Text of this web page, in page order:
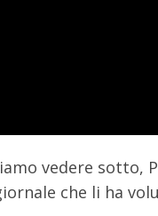
vedere sotto,
che li ha